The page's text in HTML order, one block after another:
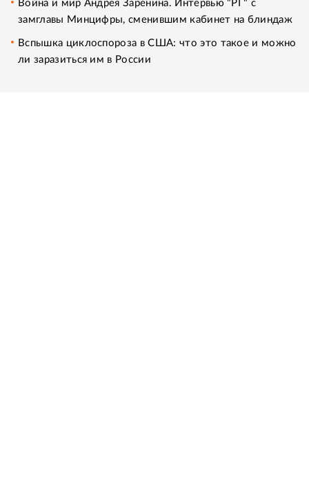
Война и мир Андрея Заренина. Интервью "РГ" с
замглавы Минцифры, сменившим кабинет на блиндаж
Вспышка циклоспороза в США: что это такое и можно
ли заразиться им в России